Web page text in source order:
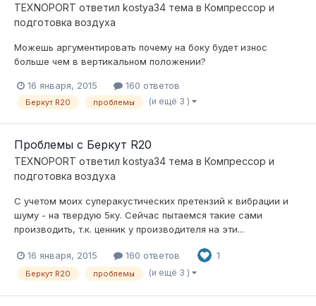
TEXNOPORT ответил kostya34 тема в Компресcор и
подготовка воздуха
Можешь аргументировать почему на боку будет износ
больше чем в вертикальном положении?
16 января, 2015 160 ответов
Беркут R20 проблемы (и ещё 3 )
Проблемы с Беркут R20
TEXNOPORT ответил kostya34 тема в Компресcор и
подготовка воздуха
С учетом моих суперакустических претензий к вибрации и
шуму - на твердую 5ку. Сейчас пытаемся такие сами
производить, т.к. ценник у производителя на эти...
16 января, 2015 160 ответов 1
Беркут R20 проблемы (и ещё 3 )